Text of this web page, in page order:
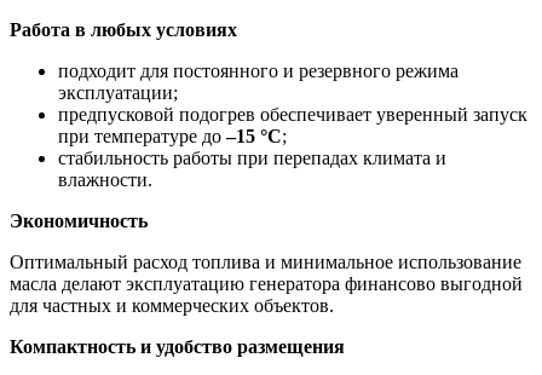
Работа в любых условиях
подходит для постоянного и резервного режима
эксплуатации;
предпусковой подогрев обеспечивает уверенный запуск
при температуре до–15 °C;
стабильность работы при перепадах климата и
влажности.
Экономичность
Оптимальный расход топлива и минимальное использование
масла делают эксплуатацию генератора финансово выгодной
для частных и коммерческих объектов.
Компактность и удобство размещения